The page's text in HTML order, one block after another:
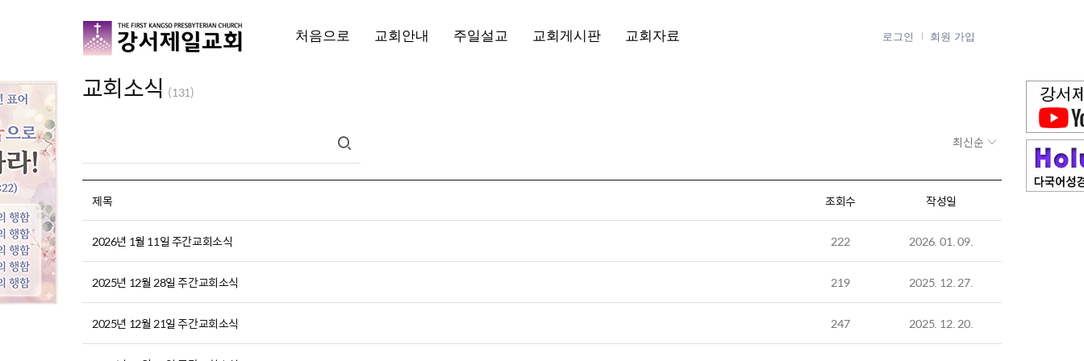
처음으로 교회안내 주일설교 교회게시판 교회자료 로그인 회원 가입
교회소식 (131)
최신순
제목 조회수 작성일
2026년 1월 11일 주간교회소식 222 2026. 01. 09.
2025년 12월 28일 주간교회소식 219 2025. 12. 27.
2025년 12월 21일 주간교회소식 247 2025. 12. 20.